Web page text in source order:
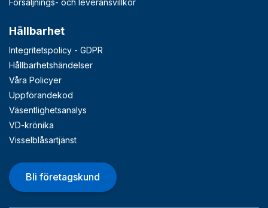
Hållbarhet
Integritetspolicy - GDPR
Hållbarhetshändelser
Våra Policyer
Uppförandekod
Väsentlighetsanalys
VD-krönika
Visselblåsartjänst
Bli företagskund